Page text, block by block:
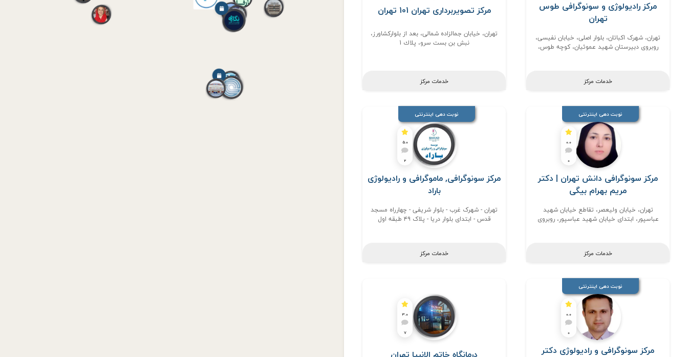
مرکز رادیولوژی و سونوگرافی طوس
تهران
تهران، شهرک اکباتان، بلوار اصلی، خیابان نفیسی،
روبروی دبیرستان شهید عموئیان، کوچه طوس،
خدمات مرکز
مرکز تصویربرداری تهران 101 تهران
تهران، خیابان جمالزاده شمالی، بعد از بلوارکشاورز،
نبش بن بست سرو، پلاك 1
خدمات مرکز
نوبت دهی اینترنتی
0.0
0
مرکز سونوگرافی دانش تهران | دکتر
مریم بهرام بیگی
تهران، خیابان ولیعصر، تقاطع خیابان شهید
عباسپور، ابتدای خیابان شهید عباسپور، روبروی
خدمات مرکز
نوبت دهی اینترنتی
5.0
2
مرکز سونوگرافی, ماموگرافی و رادیولوژی
باراد
تهران - شهرک غرب - بلوار شریفی - چهارراه مسجد
قدس - ابتدای بلوار دریا - پلاک ۴۹ طبقه اول
خدمات مرکز
نوبت دهی اینترنتی
0.0
0
مرکز سونوگرافی و رادیولوژی دکتر
3.0
7